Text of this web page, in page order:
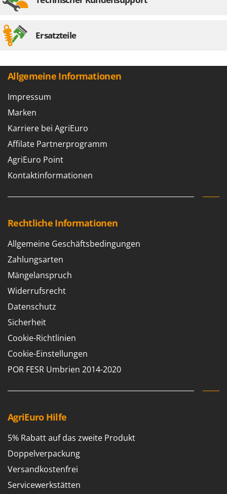
Ersatzteile
Allgemeine Informationen
Impressum
Marken
Karriere bei AgriEuro
Affilate Partnerprogramm
AgriEuro Point
Kontaktinformationen
Rechtliche Informationen
Allgemeine Geschäftsbedingungen
Zahlungsarten
Mängelanspruch
Widerrufsrecht
Datenschutz
Sicherheit
Cookie-Richtlinien
Cookie-Einstellungen
POR FESR Umbrien 2014-2020
AgriEuro Hilfe
5% Rabatt auf das zweite Produkt
Doppelverpackung
Versandkostenfrei
Servicewerkstätten